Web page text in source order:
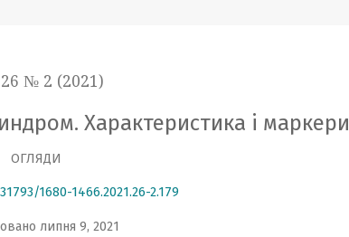
№ 2 (2021)
Характеристика і маркери
ОГЛЯДИ
1680-1466.2021.26-2.179
липня 9, 2021